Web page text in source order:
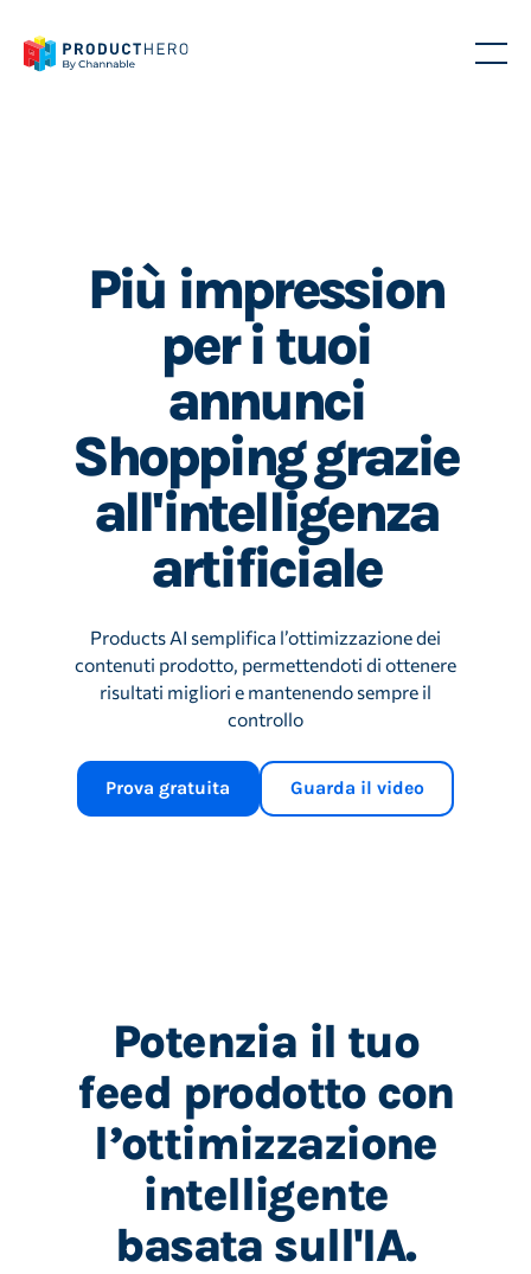
Più impression
per i tuoi
annunci
Shopping grazie
all'intelligenza
artificiale
Products AI semplifica l’ottimizzazione dei
contenuti prodotto, permettendoti di ottenere
risultati migliori e mantenendo sempre il
controllo
Prova gratuita Guarda il video
Potenzia il tuo
feed prodotto con
l’ottimizzazione
intelligente
basata sull'IA.